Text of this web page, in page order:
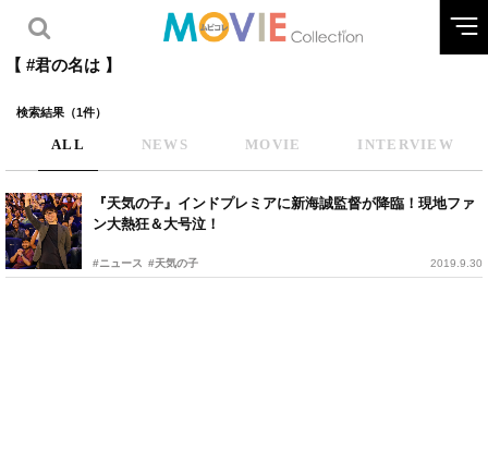
【 #君の名は 】
検索結果（1件）
ALL NEWS MOVIE INTERVIEW
『天気の子』インドプレミアに新海誠監督が降臨！現地ファ
ン大熱狂＆大号泣！
#ニュース #天気の子 2019.9.30